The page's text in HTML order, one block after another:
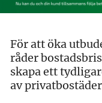
För att öka
råder
skapa ett
av